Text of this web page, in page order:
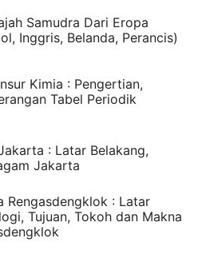
Samudra Dari Eropa
Inggris, Belanda, Perancis)
Kimia : Pengertian,
Tabel Periodik
: Latar Belakang,
Jakarta
Rengasdengklok : Latar
Tujuan, Tokoh dan Makna